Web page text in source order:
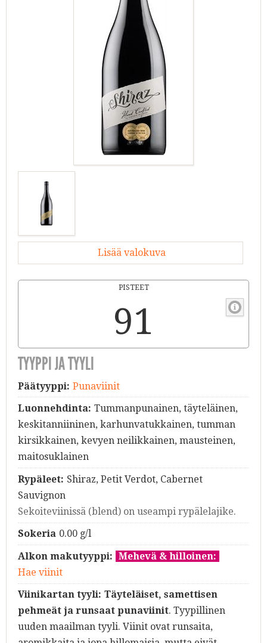
Lisää valokuva
PISTEET
91
TYYPPI JA TYYLI
Päätyyppi: Punaviinit
Luonnehdinta: Tummanpunainen, täyteläinen,
keskitanniininen, karhunvatukkainen, tumman
kirsikkainen, kevyen neilikkainen, mausteinen,
maitosuklainen
Rypäleet: Shiraz, Petit Verdot, Cabernet
Sauvignon
Sekoiteviinissä (blend) on useampi rypälelajike.
Sokeria 0.00 g/l
Alkon makutyyppi: Mehevä & hilloinen:
Hae viinit
Viinikartan tyyli: Täyteläiset, samettisen
pehmeät ja runsaat punaviinit. Tyypillinen
uuden maailman tyyli. Viinit ovat runsaita,